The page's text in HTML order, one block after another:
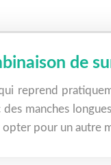
de
reprend
manches
pour un autre